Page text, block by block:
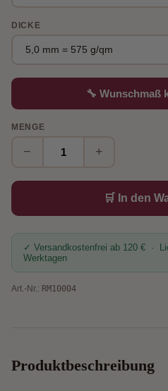
DICKE
🔧 Wunschmaß
MENGE
− +
🛒 In den
✓ Versandkostenfrei ab 120 € ·
Werktagen
Art.-Nr.: RM10004
Produktbeschreibung